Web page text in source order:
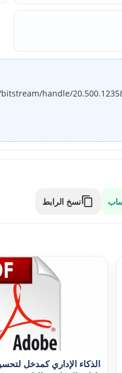
handle/
نسخ الرابط
الذکاء الإداري کمدخل